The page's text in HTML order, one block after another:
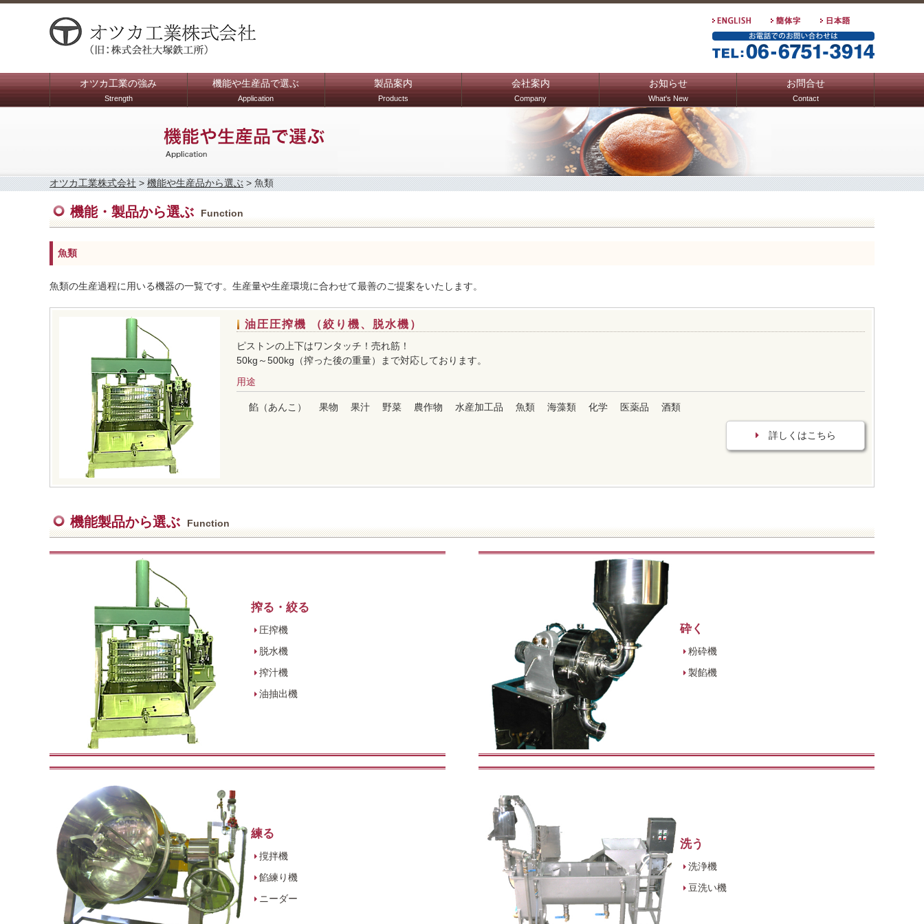
オツカ工業の強み
Strength
機能や生産品で選ぶ
Application
製品案内
Products
会社案内
Company
お知らせ
What's New
お問合せ
Contact
オツカ工業株式会社 > 機能や生産品から選ぶ > 魚類
機能・製品から選ぶ Function
魚類
魚類の生産過程に用いる機器の一覧です。生産量や生産環境に合わせて最善のご提案をいたします。
油圧圧搾機 （絞り機、脱水機）
ピストンの上下はワンタッチ！売れ筋！
50kg～500kg（搾った後の重量）まで対応しております。
用途
餡（あんこ） 果物 果汁 野菜 農作物 水産加工品 魚類 海藻類 化学 医薬品 酒類
詳しくはこちら
機能製品から選ぶ Function
搾る・絞る
圧搾機
脱水機
搾汁機
油抽出機
砕く
粉砕機
製餡機
練る
撹拌機
餡練り機
ニーダー
洗う
洗浄機
豆洗い機